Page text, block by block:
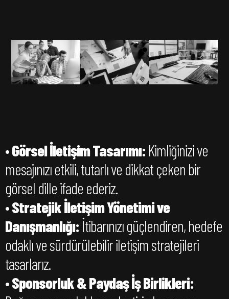
•Görsel İletişim Tasarımı: Kimliğinizi ve
mesajınızı etkili, tutarlı ve dikkat çeken bir
görsel dille ifade ederiz.
•Stratejik İletişim Yönetimi ve
Danışmanlığı: İtibarınızı güçlendiren, hedefe
odaklı ve sürdürülebilir iletişim stratejileri
tasarlarız.
•Sponsorluk & Paydaş İş Birlikleri: